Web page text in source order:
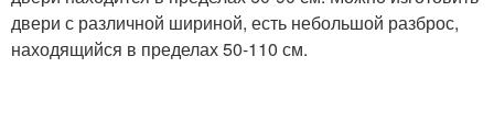
двери с различной шириной, есть небольшой разброс,
находящийся в пределах 50-110 см.